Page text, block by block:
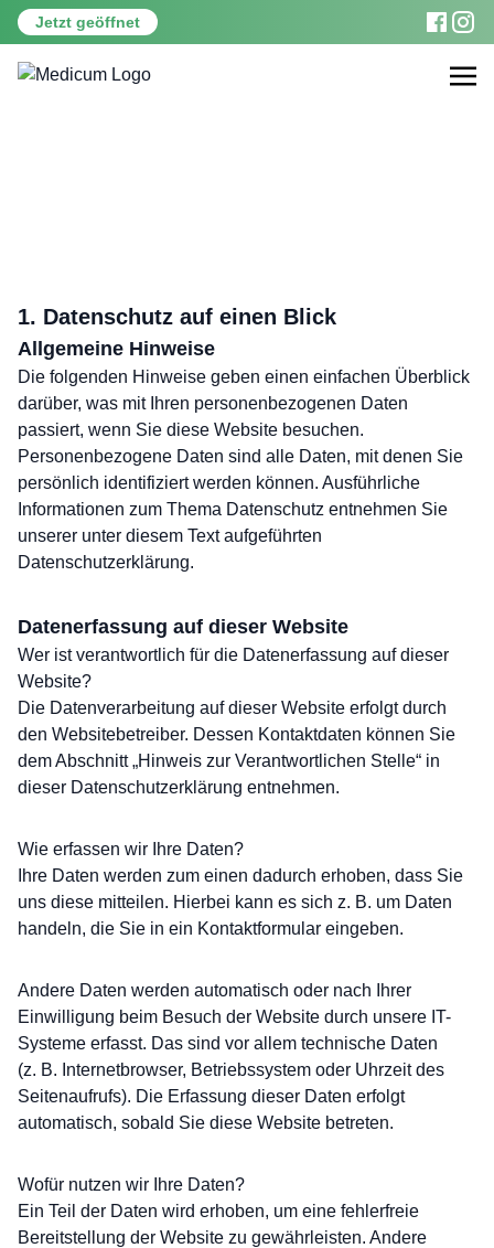
Jetzt geöffnet
1. Datenschutz auf einen Blick
Allgemeine Hinweise
Die folgenden Hinweise geben einen einfachen Überblick
darüber, was mit Ihren personenbezogenen Daten
passiert, wenn Sie diese Website besuchen.
Personenbezogene Daten sind alle Daten, mit denen Sie
persönlich identifiziert werden können. Ausführliche
Informationen zum Thema Datenschutz entnehmen Sie
unserer unter diesem Text aufgeführten
Datenschutzerklärung.
Datenerfassung auf dieser Website
Wer ist verantwortlich für die Datenerfassung auf dieser
Website?
Die Datenverarbeitung auf dieser Website erfolgt durch
den Websitebetreiber. Dessen Kontaktdaten können Sie
dem Abschnitt „Hinweis zur Verantwortlichen Stelle“ in
dieser Datenschutzerklärung entnehmen.
Wie erfassen wir Ihre Daten?
Ihre Daten werden zum einen dadurch erhoben, dass Sie
uns diese mitteilen. Hierbei kann es sich z. B. um Daten
handeln, die Sie in ein Kontaktformular eingeben.
Andere Daten werden automatisch oder nach Ihrer
Einwilligung beim Besuch der Website durch unsere IT-
Systeme erfasst. Das sind vor allem technische Daten
(z. B. Internetbrowser, Betriebssystem oder Uhrzeit des
Seitenaufrufs). Die Erfassung dieser Daten erfolgt
automatisch, sobald Sie diese Website betreten.
Wofür nutzen wir Ihre Daten?
Ein Teil der Daten wird erhoben, um eine fehlerfreie
Bereitstellung der Website zu gewährleisten. Andere